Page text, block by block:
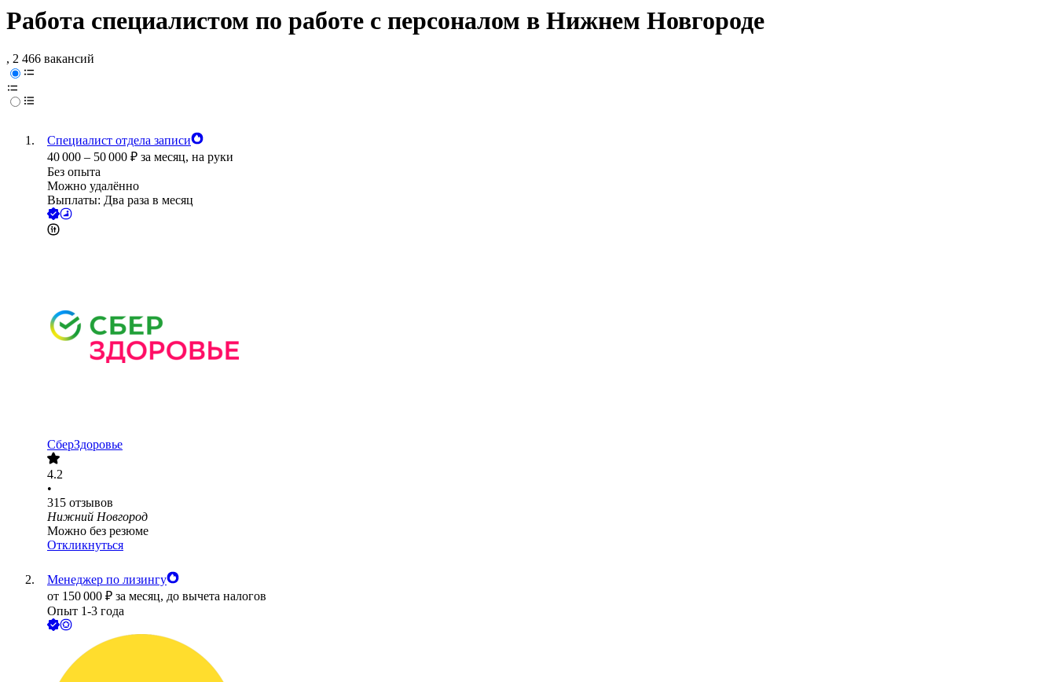
Работа специалистом по работе с персоналом в Нижнем Новгороде
, 2 466 вакансий
Специалист отдела записи
40 000 – 50 000 ₽ за месяц, на руки
Без опыта
Можно удалённо
Выплаты: Два раза в месяц
СберЗдоровье
4.2
•
315 отзывов
Нижний Новгород
Можно без резюме
Откликнуться
Менеджер по лизингу
от 150 000 ₽ за месяц, до вычета налогов
Опыт 1-3 года